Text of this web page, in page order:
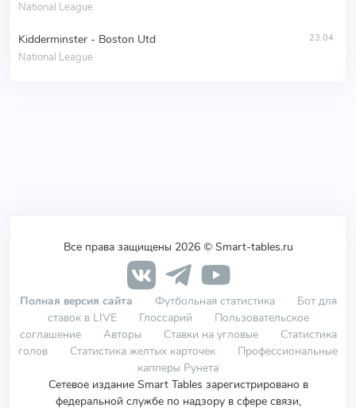
National League
Kidderminster - Boston Utd
National League
23.04
Все права защищены 2026 © Smart-tables.ru
Полная версия сайта Футбольная статистика
Бот для
ставок в LIVE
Глоссарий
Пользовательское
соглашение
Авторы Ставки на угловые
Статистика
голов
Статистика желтых карточек
Профессиональные
капперы Рунета
Сетевое издание Smart Tables зарегистрировано в
федеральной службе по надзору в сфере связи,